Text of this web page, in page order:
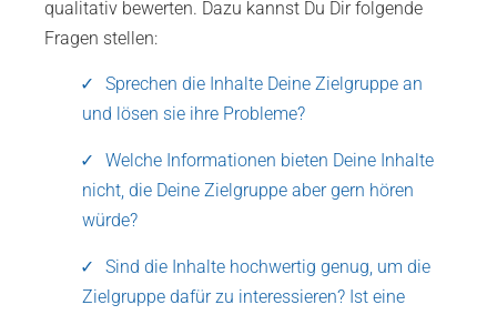
qualitativ bewerten. Dazu kannst Du Dir folgende
Fragen stellen:
Sprechen die Inhalte Deine Zielgruppe an
und lösen sie ihre Probleme?
Welche Informationen bieten Deine Inhalte
nicht, die Deine Zielgruppe aber gern hören
würde?
Sind die Inhalte hochwertig genug, um die
Zielgruppe dafür zu interessieren? Ist eine